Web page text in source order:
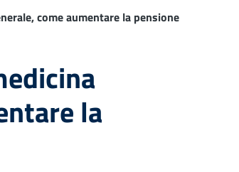
come aumentare la pensione
la